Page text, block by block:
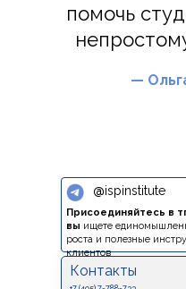
помочь
—
@ispinstitute
Присоединяйтесь в
вы ищете
роста и полезные
клиентов
Контакты